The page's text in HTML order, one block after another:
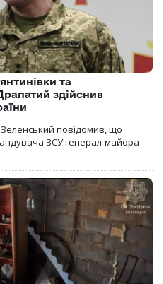
та
здійснив
повідомив, що
ЗСУ генерал-майора